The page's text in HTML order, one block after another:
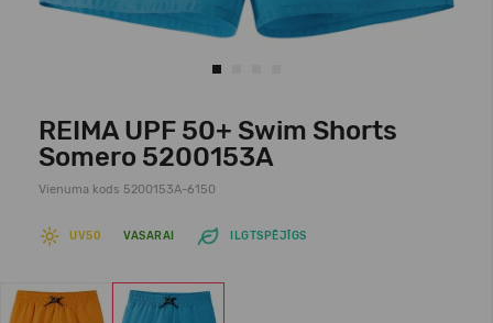
REIMA UPF 50+ Swim Shorts
Somero 5200153A
Vienuma kods 5200153A-6150
UV50 VASARAI ILGTSPĒJĪGS